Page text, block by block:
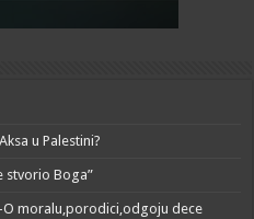
u Palestini?
stvorio Boga”
O moralu,porodici,odgoju dece